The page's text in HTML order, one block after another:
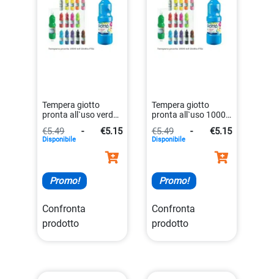
Tempera giotto
pronta all`uso verde
8000825967177
€5.49 - €5.15
Disponibile
Promo!
Confronta
prodotto
Tempera giotto
pronta all`uso 1000
8000825967030
€5.49 - €5.15
Disponibile
Promo!
Confronta
prodotto